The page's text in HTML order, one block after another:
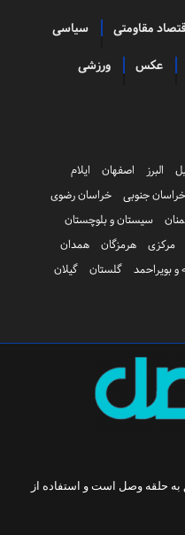
مقاومتی سیاسی
عکس ورزشی
البرز اصفهان
ایلام
خراسان جنوبی
خراسان رضوی
سیستان و بلوچستان
مرکزی هرمزگان
همدان
و بویراحمد گلستان
گیلان
حلقه وصل است و استفاده از